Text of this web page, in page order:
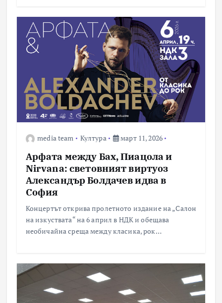
media team Култура март 11, 2026
Арфата между Бах, Пиацола и
Nirvana: световният виртуоз
Александър Болдачев идва в
София
Концертът открива пролетното издание на „Салон
на изкуствата“ на 6 април в НДК и обещава
необичайна среща между класика, рок…